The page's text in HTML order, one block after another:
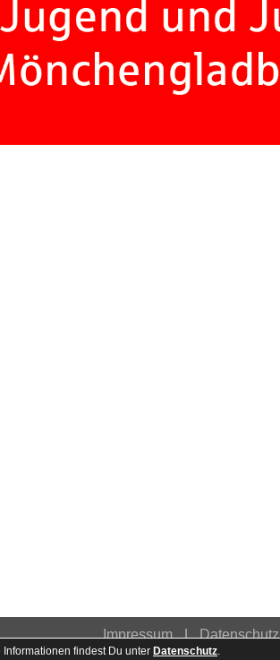
Impressum Datenschutz
findest Du unter Datenschutz.